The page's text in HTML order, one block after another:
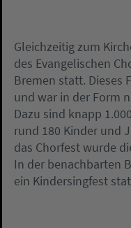
Gleichzeitig zum
des Evangelischen
Bremen statt. Dieses
und war in der Form
Dazu sind knapp
rund 180 Kinder und
das Chorfest wurde
In der benachbarten
ein Kindersingfest